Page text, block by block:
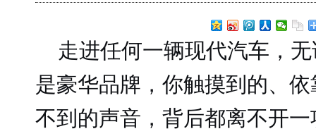
走进任何一辆现代汽车，
是豪华品牌，你触摸到的、
不到的声音，背后都离不开